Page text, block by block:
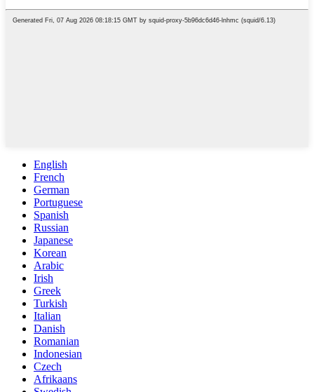
English
French
German
Portuguese
Spanish
Russian
Japanese
Korean
Arabic
Irish
Greek
Turkish
Italian
Danish
Romanian
Indonesian
Czech
Afrikaans